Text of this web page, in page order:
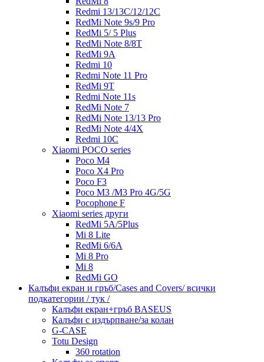
Redmi 13/13C/12/12C
RedMi Note 9s/9 Pro
RedMi 5/ 5 Plus
RedMi Note 8/8T
RedMi 9A
Redmi 10
Redmi Note 11 Pro
RedMi 9T
Redmi Note 11s
RedMi Note 7
RedMi Note 13/13 Pro
RedMi Note 4/4X
Redmi 10C
Xiaomi POCO series
Poco M4
Poco X4 Pro
Poco F3
Poco M3 /M3 Pro 4G/5G
Pocophone F
Xiaomi series други
RedMi 5A/5Plus
Mi 8 Lite
RedMi 6/6A
Mi 8 Pro
Mi 8
RedMi GO
Калъфи екран и гръб/Cases and Covers/ всички
подкатегории / тук /
Калъфи екран+гръб BASEUS
Калъфи с издърпване/за колан
G-CASE
Totu Design
360 rotation